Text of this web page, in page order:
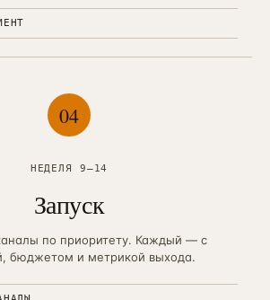
04
НЕДЕЛЯ 9–14
Запуск
по приоритету. Каждый — с
бюджетом и метрикой выхода.